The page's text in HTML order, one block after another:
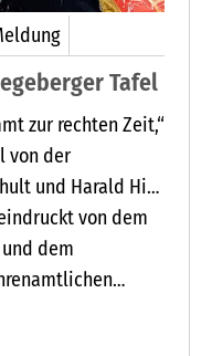
Tafel
zur rechten Zeit,“
von der
und Harald Hinz
Die beiden
acht volle
Zeitraum
gerade nach
von dem
dem
Spielabends